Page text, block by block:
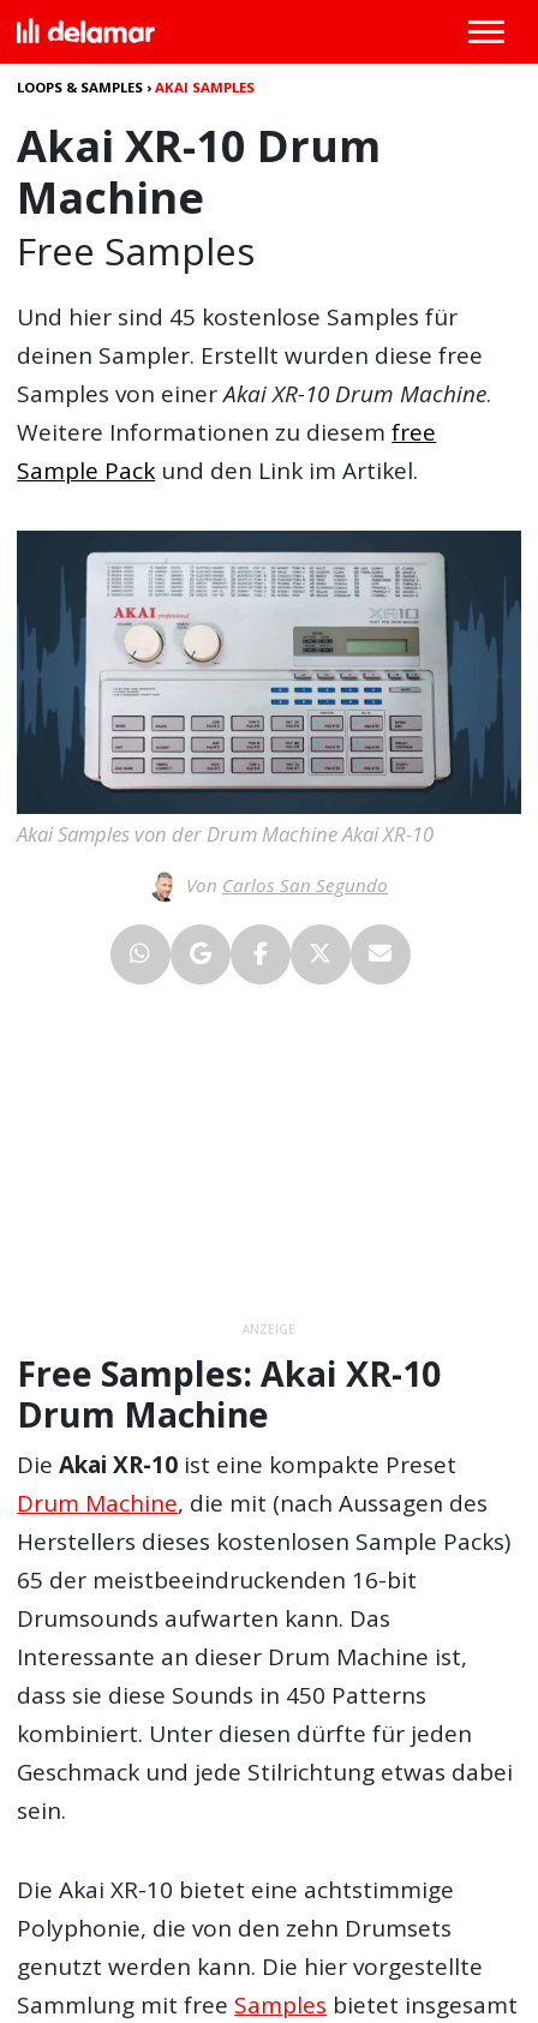
LOOPS & SAMPLES ›AKAI SAMPLES
Akai XR-10 Drum
Machine
Free Samples
Und hier sind 45 kostenlose Samples für
deinen Sampler. Erstellt wurden diese free
Samples von einerAkai XR-10 Drum Machine.
Weitere Informationen zu diesemfree
Sample Pack und den Link im Artikel.
Akai Samples von der Drum Machine Akai XR-10
Von Carlos San Segundo
ANZEIGE
Free Samples: Akai XR-10
Drum Machine
DieAkai XR-10 ist eine kompakte Preset
Drum Machine, die mit (nach Aussagen des
Herstellers dieses kostenlosen Sample Packs)
65 der meistbeeindruckenden 16-bit
Drumsounds aufwarten kann. Das
Interessante an dieser Drum Machine ist,
dass sie diese Sounds in 450 Patterns
kombiniert. Unter diesen dürfte für jeden
Geschmack und jede Stilrichtung etwas dabei
sein.
Die Akai XR-10 bietet eine achtstimmige
Polyphonie, die von den zehn Drumsets
genutzt werden kann. Die hier vorgestellte
Sammlung mit free Samples bietet insgesamt